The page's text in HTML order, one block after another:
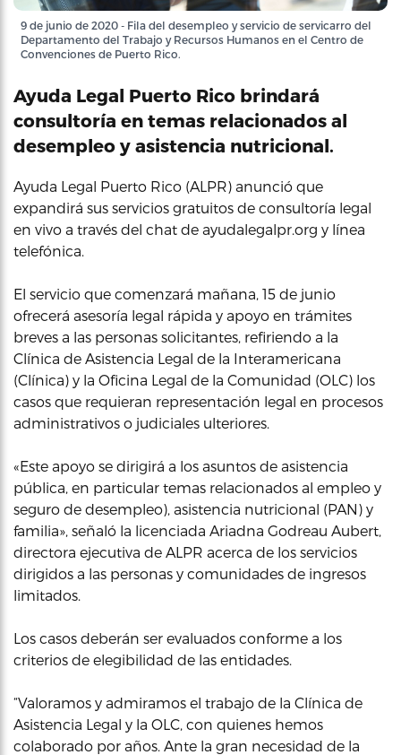
9 de junio de 2020 - Fila del desempleo y servicio de servicarro del
Departamento del Trabajo y Recursos Humanos en el Centro de
Convenciones de Puerto Rico.
Ayuda Legal Puerto Rico brindará
consultoría en temas relacionados al
desempleo y asistencia nutricional.
Ayuda Legal Puerto Rico (ALPR) anunció que
expandirá sus servicios gratuitos de consultoría legal
en vivo a través del chat de ayudalegalpr.org y línea
telefónica.
El servicio que comenzará mañana, 15 de junio
ofrecerá asesoría legal rápida y apoyo en trámites
breves a las personas solicitantes, refiriendo a la
Clínica de Asistencia Legal de la Interamericana
(Clínica) y la Oficina Legal de la Comunidad (OLC) los
casos que requieran representación legal en procesos
administrativos o judiciales ulteriores.
«Este apoyo se dirigirá a los asuntos de asistencia
pública, en particular temas relacionados al empleo y
seguro de desempleo), asistencia nutricional (PAN) y
familia», señaló la licenciada Ariadna Godreau Aubert,
directora ejecutiva de ALPR acerca de los servicios
dirigidos a las personas y comunidades de ingresos
limitados.
Los casos deberán ser evaluados conforme a los
criterios de elegibilidad de las entidades.
“Valoramos y admiramos el trabajo de la Clínica de
Asistencia Legal y la OLC, con quienes hemos
colaborado por años. Ante la gran necesidad de la